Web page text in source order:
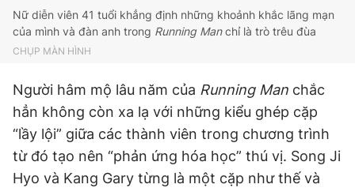
Nữ diễn viên 41 tuổi khẳng định những khoảnh khắc lãng mạn
của mình và đàn anh trong Running Manchỉ là trò trêu đùa
CHỤP MÀN HÌNH
Người hâm mộ lâu năm của Running Man chắc
hẳn không còn xa lạ với những kiểu ghép cặp
“lầy lội” giữa các thành viên trong chương trình
từ đó tạo nên “phản ứng hóa học” thú vị. Song Ji
Hyo và Kang Gary từng là một cặp như thế và